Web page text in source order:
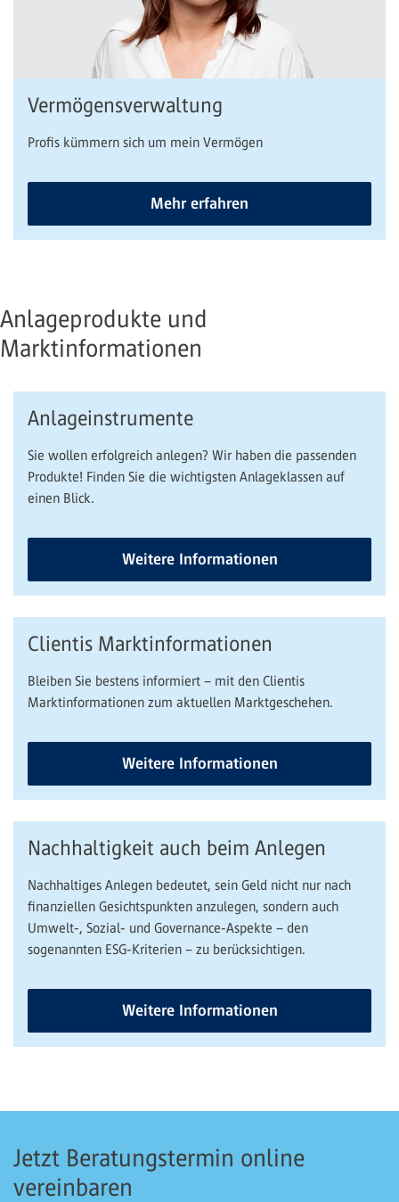
Vermögensverwaltung
Profis kümmern sich um mein Vermögen
Mehr erfahren
Anlageprodukte und
Marktinformationen
Anlageinstrumente
Sie wollen erfolgreich anlegen? Wir haben die passenden
Produkte! Finden Sie die wichtigsten Anlageklassen auf
einen Blick.
Weitere Informationen
Clientis Marktinformationen
Bleiben Sie bestens informiert – mit den Clientis
Marktinformationen zum aktuellen Marktgeschehen.
Weitere Informationen
Nachhaltigkeit auch beim Anlegen
Nachhaltiges Anlegen bedeutet, sein Geld nicht nur nach
finanziellen Gesichtspunkten anzulegen, sondern auch
Umwelt-, Sozial- und Governance-Aspekte – den
sogenannten ESG-Kriterien – zu berücksichtigen.
Weitere Informationen
Jetzt Beratungstermin online
vereinbaren